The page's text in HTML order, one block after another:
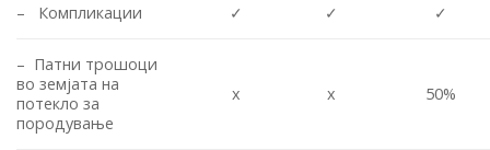
– Компликации ✓ ✓ ✓
– Патни трошоци
во земјата на
потекло за
породување
x x 50%